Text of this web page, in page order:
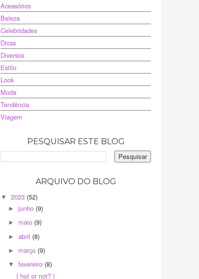
Acessórios
Beleza
Celebridades
Dicas
Diversos
Estilo
Look
Moda
Tendência
Viagem
PESQUISAR ESTE BLOG
ARQUIVO DO BLOG
▼ 2023 (52)
►junho (9)
► maio (9)
►abril (8)
► março (9)
▼fevereiro (8)
{ hot or not? }